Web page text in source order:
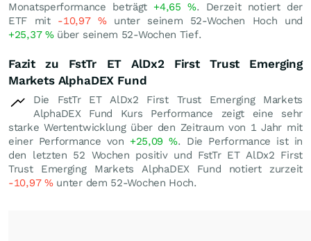
Monatsperformance beträgt +4,65 %. Derzeit notiert der
ETF mit -10,97 %unter seinem 52-Wochen Hoch und
+25,37 %über seinem 52-Wochen Tief.
Fazit zu FstTr ET AlDx2 First Trust Emerging
Markets AlphaDEX Fund
Die FstTr ET AlDx2 First Trust Emerging Markets
AlphaDEX Fund Kurs Performance zeigt eine sehr
starke Wertentwicklung über den Zeitraum von 1 Jahr mit
einer Performance von +25,09%. Die Performance ist in
den letzten 52 Wochen positiv und FstTr ET AlDx2 First
Trust Emerging Markets AlphaDEX Fund notiert zurzeit
-10,97 %unter dem 52-Wochen Hoch.